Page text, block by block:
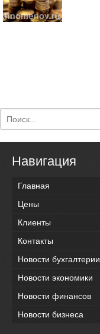
Навигация
Главная
Цены
Клиенты
Контакты
Новости бухгалтерии
Новости экономики
Новости финансов
Новости бизнеса